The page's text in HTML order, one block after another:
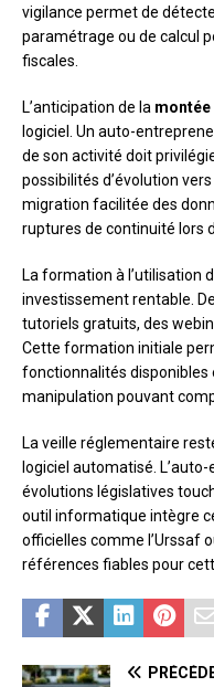
vigilance permet de
paramétrage ou de calcul
fiscales.
L’anticipation de la montée
logiciel. Un auto-
de son activité doit
possibilités d’évolution
migration facilitée des
ruptures de continuité lors
La formation à l’utilisation
investissement rentable.
tutoriels gratuits, des
Cette formation initiale
fonctionnalités disponibles
manipulation pouvant
La veille réglementaire
logiciel automatisé.
évolutions législatives
outil informatique intègre
officielles comme l’Urssaf
références fiables pour